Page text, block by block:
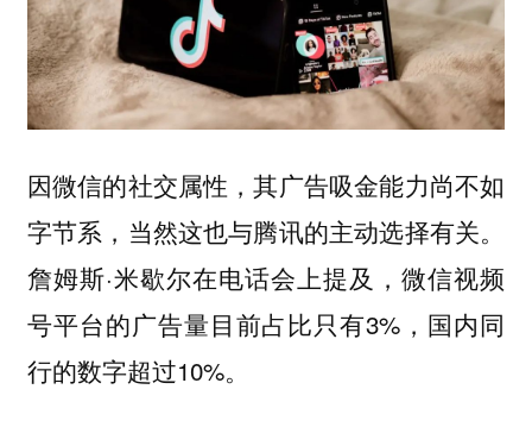
因微信的社交属性，其广告吸金能力尚不如
字节系，当然这也与腾讯的主动选择有关。
詹姆斯·米歇尔在电话会上提及，微信视频
号平台的广告量目前占比只有3%，国内同
行的数字超过10%。